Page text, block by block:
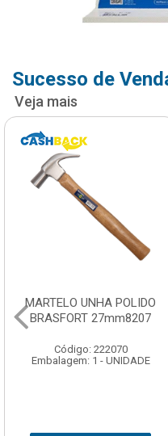
Sucesso de
Veja mais
CHAVE GRIFO BRASFORT
14” 6012
Código: 231967
Embalagem: 1 - UNIDADE